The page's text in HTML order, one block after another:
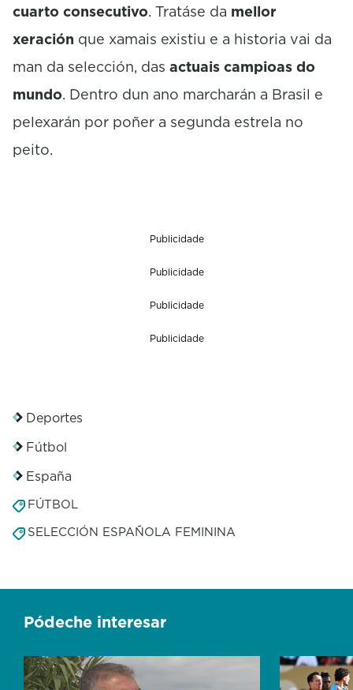
cuarto consecutivo. Tratáse da mellor
xeración que xamais existiu e a historia vai da
man da selección, das actuais campioas do
mundo. Dentro dun ano marcharán a Brasil e
pelexarán por poñer a segunda estrela no
peito.
Publicidade
Publicidade
Publicidade
Publicidade
Deportes
Fútbol
España
FÚTBOL
SELECCIÓN ESPAÑOLA FEMININA
Pódeche interesar